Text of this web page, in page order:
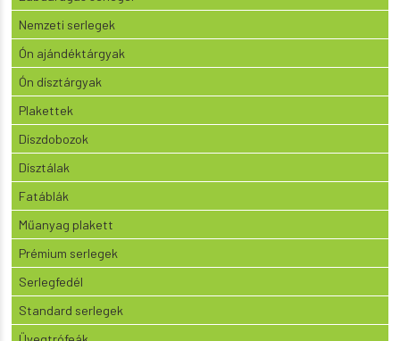
Nemzeti serlegek
Ón ajándéktárgyak
Ón dísztárgyak
Plakettek
Díszdobozok
Dísztálak
Fatáblák
Műanyag plakett
Prémium serlegek
Serlegfedél
Standard serlegek